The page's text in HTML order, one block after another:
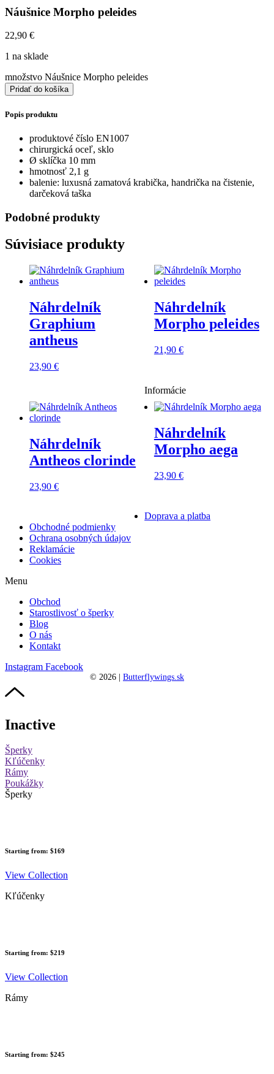
Náušnice Morpho peleides
22,90 €
1 na sklade
množstvo Náušnice Morpho peleides
Pridať do košíka
Popis produktu
produktové číslo EN1007
chirurgická oceľ, sklo
Ø sklíčka 10 mm
hmotnosť 2,1 g
balenie: luxusná zamatová krabička, handrička na čistenie,
darčeková taška
Podobné produkty
Súvisiace produkty
Náhrdelník
Graphium
antheus
23,90 €
Náhrdelník
Morpho peleides
21,90 €
Náhrdelník
Antheos clorinde
23,90 €
Náhrdelník
Morpho aega
23,90 €
Informácie
Doprava a platba
Obchodné podmienky
Ochrana osobných údajov
Reklamácie
Cookies
Menu
Obchod
Starostlivosť o šperky
Blog
O nás
Kontakt
Instagram Facebook
© 2026 | Butterflywings.sk
Inactive
Šperky
Kľúčenky
Rámy
Poukážky
Šperky
Starting from: $169
View Collection
Kľúčenky
Starting from: $219
View Collection
Rámy
Starting from: $245